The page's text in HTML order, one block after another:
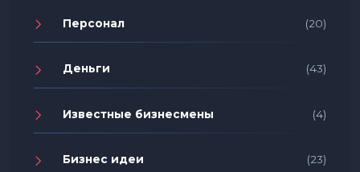
Персонал (20)
Деньги (43)
Известные бизнесмены (4)
Бизнес идеи (23)